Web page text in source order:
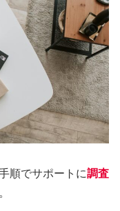
順でサポートに調査